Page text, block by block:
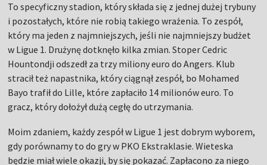
To specyficzny stadion, który składa się z jednej dużej trybuny
i pozostałych, które nie robią takiego wrażenia. To zespół,
który ma jeden z najmniejszych, jeśli nie najmniejszy budżet
w Ligue 1. Drużynę dotknęło kilka zmian. Stoper Cedric
Hountondji odszedł za trzy miliony euro do Angers. Klub
stracił też napastnika, który ciągnął zespół, bo Mohamed
Bayo trafił do Lille, które zapłaciło 14 milionów euro. To
gracz, który dołożył dużą cegłę do utrzymania.
Moim zdaniem, każdy zespół w Ligue 1 jest dobrym wyborem,
gdy porównamy to do gry w PKO Ekstraklasie. Wieteska
będzie miał wiele okazji, by się pokazać. Zapłacono za niego